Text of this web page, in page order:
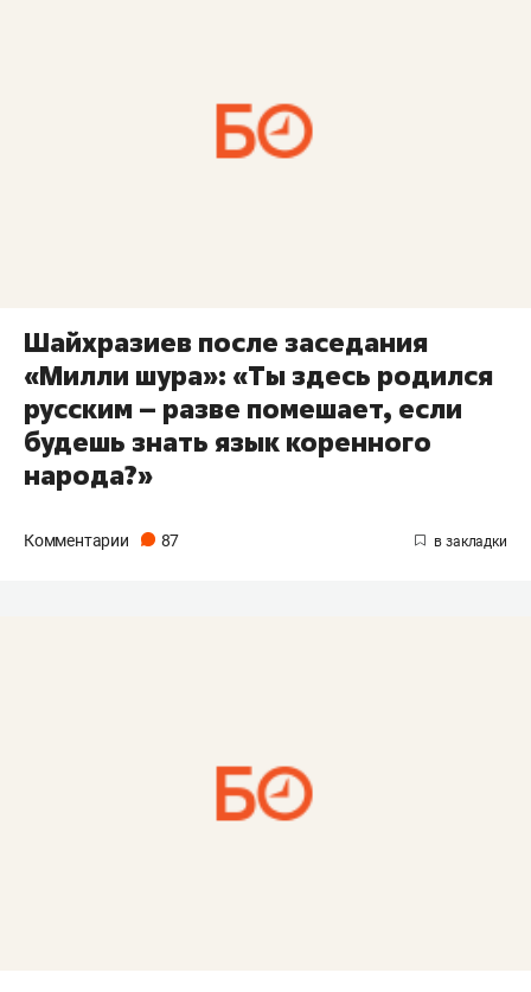
Шайхразиев после заседания
«Милли шура»: «Ты здесь родился
русским – разве помешает, если
будешь знать язык коренного
народа?»
Комментарии 87